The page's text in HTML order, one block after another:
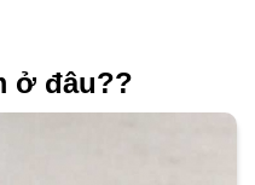
ở đâu??